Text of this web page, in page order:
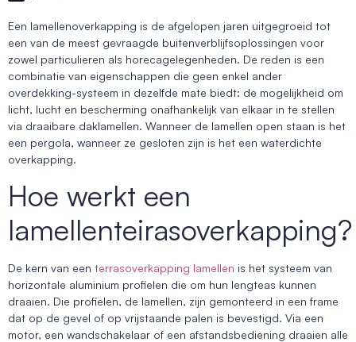
Een lamellenoverkapping is de afgelopen jaren uitgegroeid tot
een van de meest gevraagde buitenverblijfsoplossingen voor
zowel particulieren als horecagelegenheden. De reden is een
combinatie van eigenschappen die geen enkel ander
overdekking-systeem in dezelfde mate biedt: de mogelijkheid om
licht, lucht en bescherming onafhankelijk van elkaar in te stellen
via draaibare daklamellen. Wanneer de lamellen open staan is het
een pergola, wanneer ze gesloten zijn is het een waterdichte
overkapping.
Hoe werkt een
lamellenteirasoverkapping?
De kern van een terrasoverkapping lamellen is het systeem van
horizontale aluminium profielen die om hun lengteas kunnen
draaien. Die profielen, de lamellen, zijn gemonteerd in een frame
dat op de gevel of op vrijstaande palen is bevestigd. Via een
motor, een wandschakelaar of een afstandsbediening draaien alle